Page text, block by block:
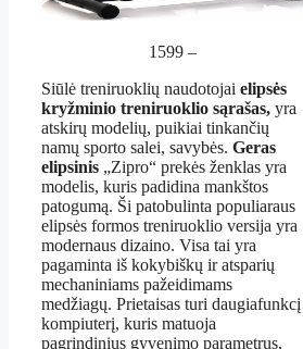
1599 –
Siūlė treniruoklių naudotojai elipsės
kryžminio treniruoklio sąrašas, yra
atskirų modelių, puikiai tinkančių
namų sporto salei, savybės. Geras
elipsinis „Zipro“ prekės ženklas yra
modelis, kuris padidina mankštos
patogumą. Ši patobulinta populiaraus
elipsės formos treniruoklio versija yra
modernaus dizaino. Visa tai yra
pagaminta iš kokybiškų ir atsparių
mechaniniams pažeidimams
medžiagų. Prietaisas turi daugiafunkcį
kompiuterį, kuris matuoja
pagrindinius gyvenimo parametrus,